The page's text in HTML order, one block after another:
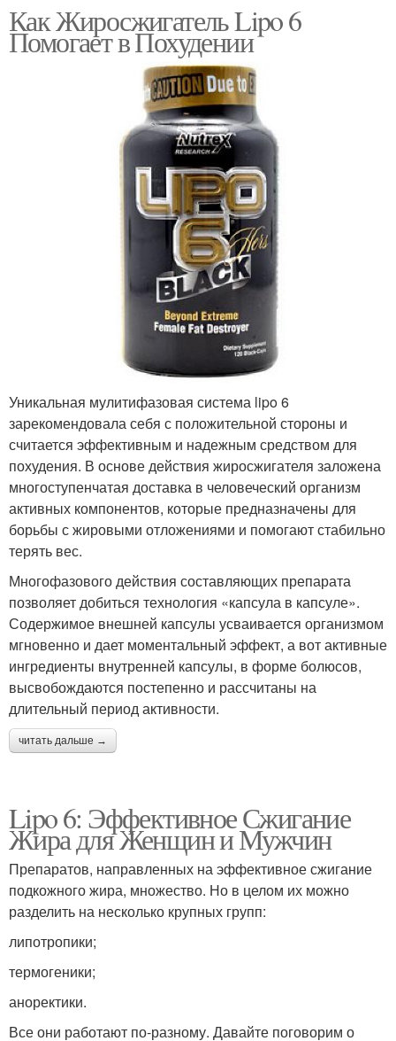
Как Жиросжигатель Lipo 6
Помогает в Похудении
Уникальная мулитифазовая система lipo 6
зарекомендовала себя с положительной стороны и
считается эффективным и надежным средством для
похудения. В основе действия жиросжигателя заложена
многоступенчатая доставка в человеческий организм
активных компонентов, которые предназначены для
борьбы с жировыми отложениями и помогают стабильно
терять вес.
Многофазового действия составляющих препарата
позволяет добиться технология «капсула в капсуле».
Содержимое внешней капсулы усваивается организмом
мгновенно и дает моментальный эффект, а вот активные
ингредиенты внутренней капсулы, в форме болюсов,
высвобождаются постепенно и рассчитаны на
длительный период активности.
читать дальше →
Lipo 6: Эффективное Сжигание
Жира для Женщин и Мужчин
Препаратов, направленных на эффективное сжигание
подкожного жира, множество. Но в целом их можно
разделить на несколько крупных групп:
липотропики;
термогеники;
аноректики.
Все они работают по-разному. Давайте поговорим о